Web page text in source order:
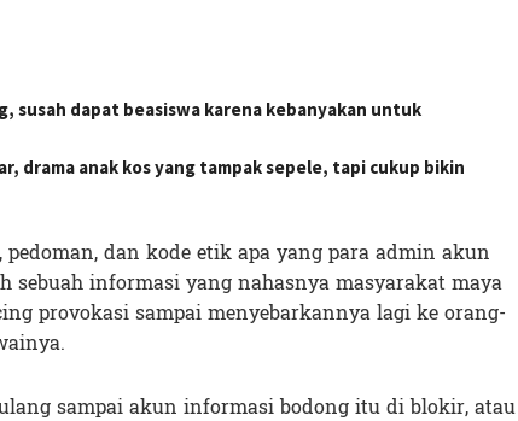
susah dapat beasiswa karena kebanyakan untuk
drama anak kos yang tampak sepele, tapi cukup bikin
dan kode etik apa yang para admin akun
sebuah informasi yang nahasnya masyarakat maya
provokasi sampai menyebarkannya lagi ke orang-
sampai akun informasi bodong itu di blokir, atau